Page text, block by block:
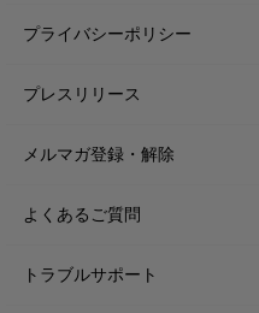
プライバシーポリシー
プレスリリース
メルマガ登録・解除
よくあるご質問
トラブルサポート